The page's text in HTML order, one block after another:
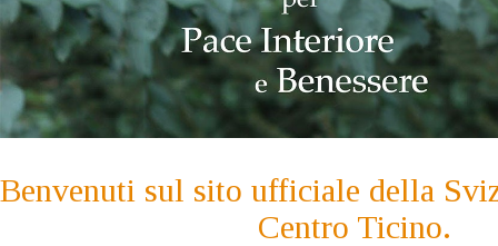
Benvenuti sul sito ufficiale della
Centro Ticino.